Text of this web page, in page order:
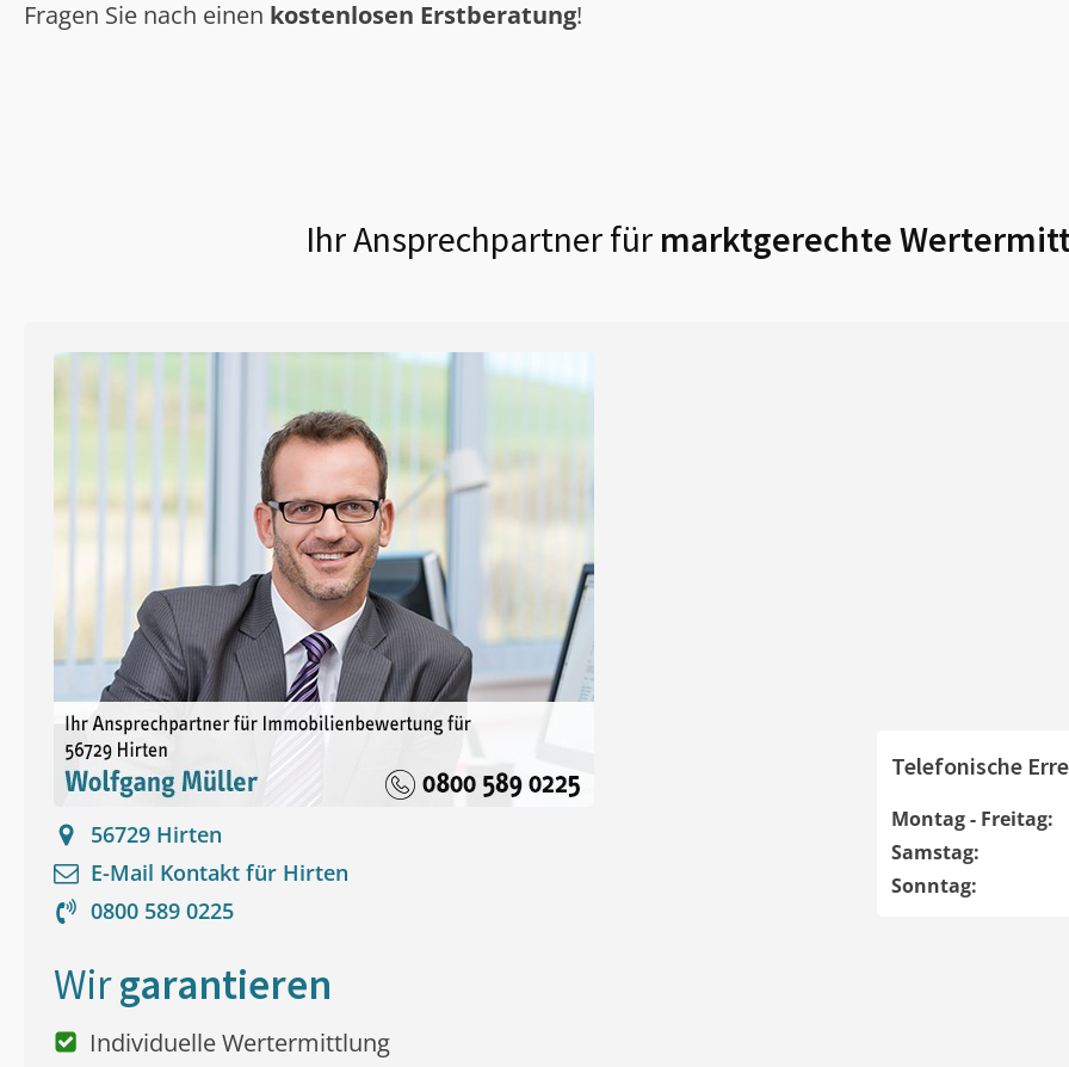
Fragen Sie nach einen kostenlosen Erstberatung!
Ihr Ansprechpartner für marktgerechte
56729 Hirten
E-Mail Kontakt für Hirten
0800 589 0225
Telefonische
Montag - Freitag:
Samstag:
Sonntag:
Wirgarantieren
Individuelle Wertermittlung